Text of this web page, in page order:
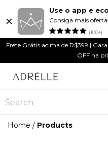
Use o app e
Consiga mais
(100+)
Frete Grátis acima de R$399 |
OFF na
Home / Products